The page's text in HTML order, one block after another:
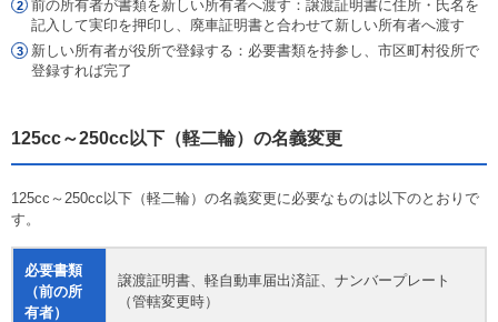
前の所有者が書類を新しい所有者へ渡す：譲渡証明書に住所・氏名を
記入して実印を押印し、廃車証明書と合わせて新しい所有者へ渡す
新しい所有者が役所で登録する：必要書類を持参し、市区町村役所で
登録すれば完了
125cc～250cc以下（軽二輪）の名義変更
125cc～250cc以下（軽二輪）の名義変更に必要なものは以下のとおりで
す。
必要書類
（前の所
有者）
譲渡証明書、軽自動車届出済証、ナンバープレート
（管轄変更時）